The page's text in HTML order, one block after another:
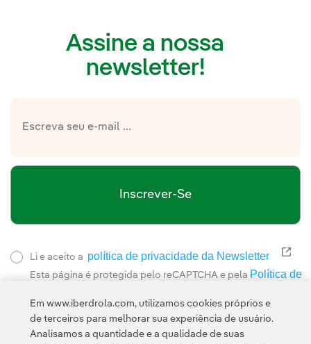
Assine a nossa
newsletter!
Inscrever-Se
Li e aceito a política de privacidade da Newsletter Link
Esta página é protegida pelo reCAPTCHA e pela Política de
Em www.iberdrola.com, utilizamos cookies próprios e
de terceiros para melhorar sua experiência de usuário.
Analisamos a quantidade e a qualidade de suas